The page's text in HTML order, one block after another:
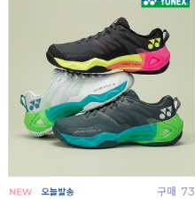
구매 73